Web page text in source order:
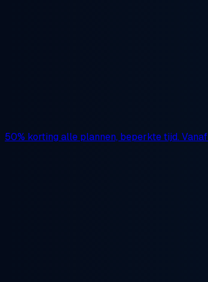
50% korting alle plannen, beperkte tijd. Vanaf